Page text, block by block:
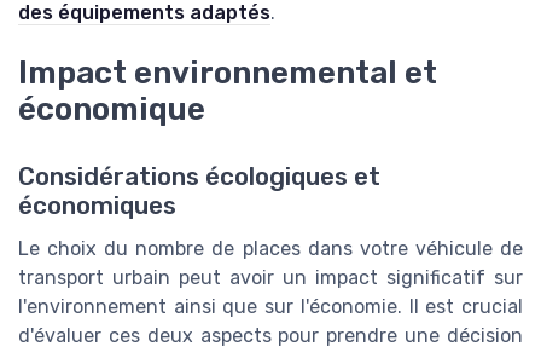
des équipements adaptés.
Impact environnemental et
économique
Considérations écologiques et
économiques
Le choix du nombre de places dans votre véhicule de
transport urbain peut avoir un impact significatif sur
l'environnement ainsi que sur l'économie. Il est crucial
d'évaluer ces deux aspects pour prendre une décision